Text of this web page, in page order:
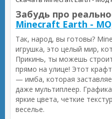
Забудь про
Minecraft Earth -
Так, народ, вы готовы?
игрушка, это целый мир,
Прикинь, ты можешь
прямо на улице! Этот
— имба, которая
даже мультиплеер.
яркие цвета, четкие
веселье.